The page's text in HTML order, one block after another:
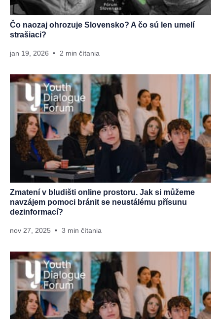
Čo naozaj ohrozuje Slovensko? A čo sú len umelí
strašiaci?
jan 19, 2026 2 min čítania
Zmatení v bludišti online prostoru. Jak si můžeme
navzájem pomoci bránit se neustálému přísunu
dezinformací?
nov 27, 2025 3 min čítania